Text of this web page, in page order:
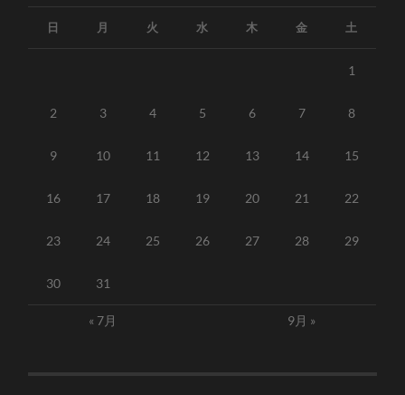
日 月 火 水 木 金 土
1
2 3 4 5 6 7 8
9 10 11 12 13 14 15
16 17 18 19 20 21 22
23 24 25 26 27 28 29
30 31
« 7月 9月 »